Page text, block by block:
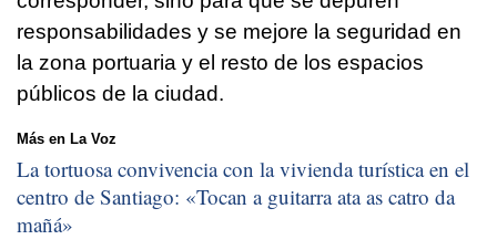
responsabilidades y se mejore la seguridad en
la zona portuaria y el resto de los espacios
públicos de la ciudad.
Más en La Voz
La tortuosa convivencia con la vivienda turística en el
centro de Santiago: «Tocan a guitarra ata as catro da
mañá»